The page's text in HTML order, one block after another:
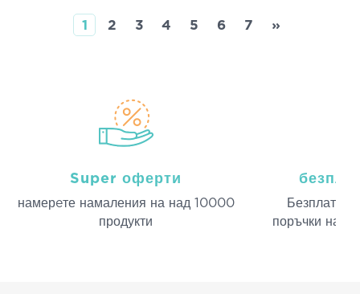
1 2 3 4 5 6 7 »
Super оферти
намерeте намаления на над 10000
продукти
Безплатна
поръчки над